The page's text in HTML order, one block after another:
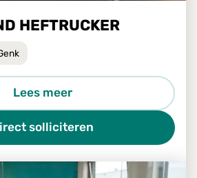
HEFTRUCKER
Lees meer
solliciteren